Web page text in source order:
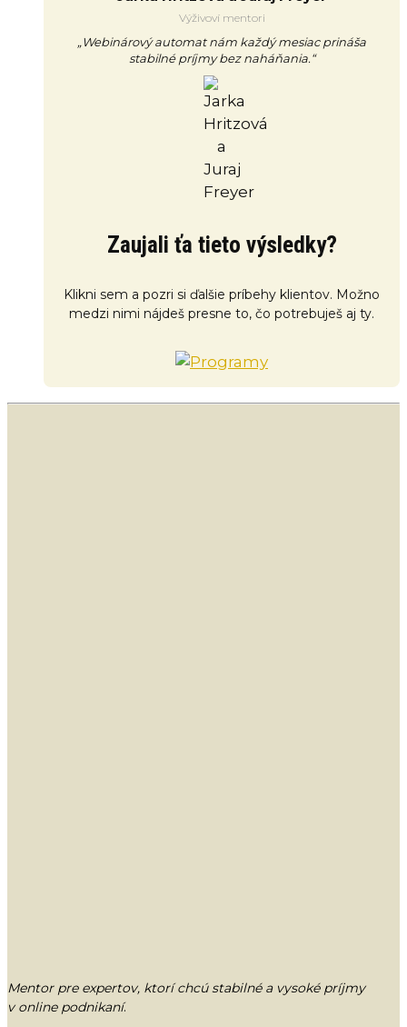
Výživoví mentori
„Webinárový automat nám každý mesiac prináša
stabilné príjmy bez naháňania.“
Zaujali ťa tieto výsledky?
Klikni sem a pozri si ďalšie príbehy klientov. Možno
medzi nimi nájdeš presne to, čo potrebuješ aj ty.
Mentor pre expertov, ktorí chcú stabilné a vysoké príjmy
v online podnikaní.